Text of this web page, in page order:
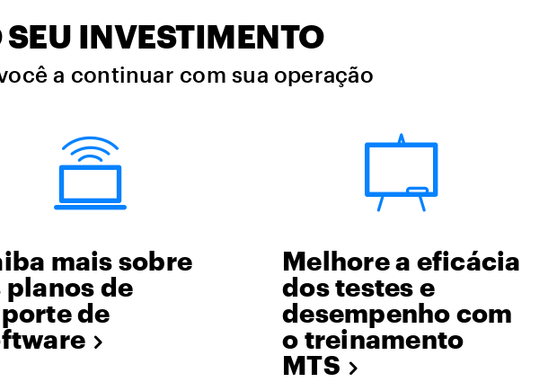
INVESTIMENTO
a continuar com sua operação
mais sobre
planos de
de
Melhore a eficácia
dos testes e
desempenho com
o treinamento
MTS